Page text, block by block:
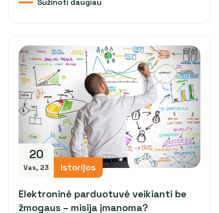
20
Vas, 23 Istorijos
Elektroninė parduotuvė veikianti be
žmogaus – misija įmanoma?